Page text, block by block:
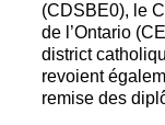
(CDSBE0), le
de l’Ontario
district
revoient
remise des